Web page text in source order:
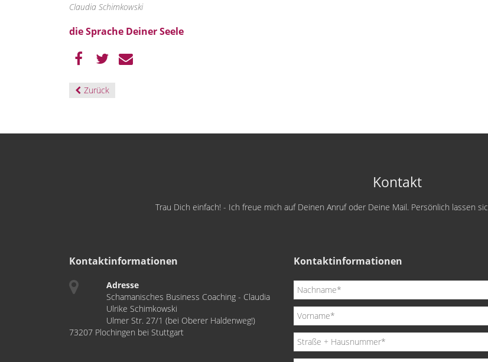
Claudia Schimkowski
die Sprache Deiner Seele
Zurück
Kontakt
Trau Dich einfach! - Ich freue mich auf Deinen Anruf oder Deine Mail. Persönlich lassen
Kontaktinformationen
Adresse
Schamanisches Business Coaching - Claudia
Ulrike Schimkowski
Ulmer Str. 27/1 (bei Oberer Haldenweg!)
73207 Plochingen bei Stuttgart
Kontaktinformationen